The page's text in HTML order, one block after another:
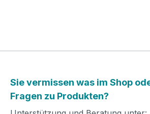
Sie vermissen was im Shop
Fragen zu Produkten?